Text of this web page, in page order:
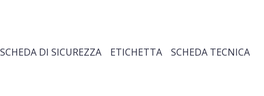
SCHEDA DI SICUREZZA ETICHETTA SCHEDA TECNICA